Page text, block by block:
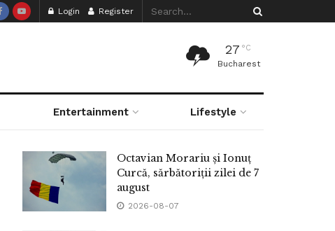
Login Register
27 °C
Bucharest
Entertainment Lifestyle
Octavian Morariu și Ionuț
Curcă, sărbătoriții zilei de 7
august
2026-08-07